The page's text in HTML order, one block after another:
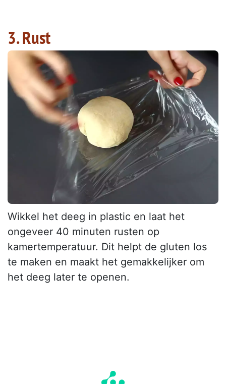
3. Rust
Wikkel het deeg in plastic en laat het
ongeveer 40 minuten rusten op
kamertemperatuur. Dit helpt de gluten los
te maken en maakt het gemakkelijker om
het deeg later te openen.